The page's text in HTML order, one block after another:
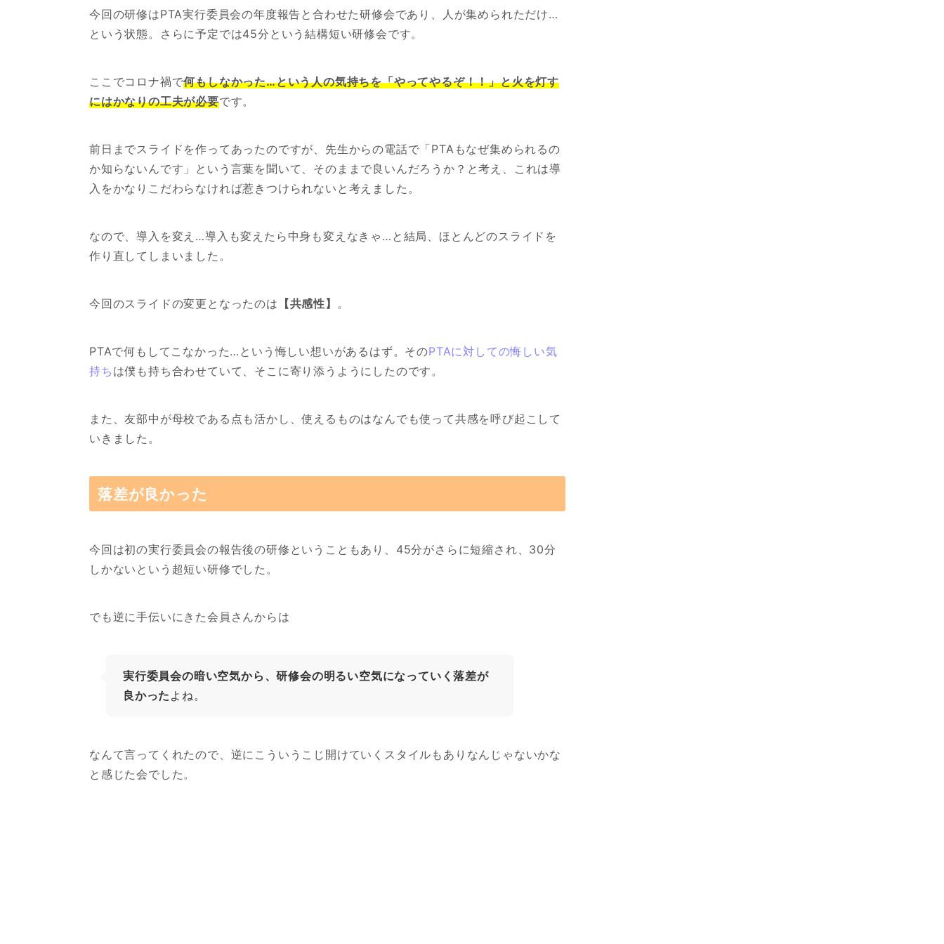
今回の研修はPTA実行委員会の年度報告と合わせた研修会であり、人が集められただけ…
という状態。さらに予定では45分という結構短い研修会です。
ここでコロナ禍で何もしなかった…という人の気持ちを「やってやるぞ！！」と火を灯す
にはかなりの工夫が必要です。
前日までスライドを作ってあったのですが、先生からの電話で「PTAもなぜ集められるの
か知らないんです」という言葉を聞いて、そのままで良いんだろうか？と考え、これは導
入をかなりこだわらなければ惹きつけられないと考えました。
なので、導入を変え…導入も変えたら中身も変えなきゃ…と結局、ほとんどのスライドを
作り直してしまいました。
今回のスライドの変更となったのは 【共感性】 。
PTAで何もしてこなかった…という悔しい想いがあるはず。そのPTAに対しての悔しい気
持ち は僕も持ち合わせていて、そこに寄り添うようにしたのです。
また、友部中が母校である点も活かし、使えるものはなんでも使って共感を呼び起こして
いきました。
落差が良かった
今回は初の実行委員会の報告後の研修ということもあり、45分がさらに短縮され、30分
しかないという超短い研修でした。
でも逆に手伝いにきた会員さんからは
実行委員会の暗い空気から、研修会の明るい空気になっていく落差が
良かった よね。
なんて言ってくれたので、逆にこういうこじ開けていくスタイルもありなんじゃないかな
と感じた会でした。